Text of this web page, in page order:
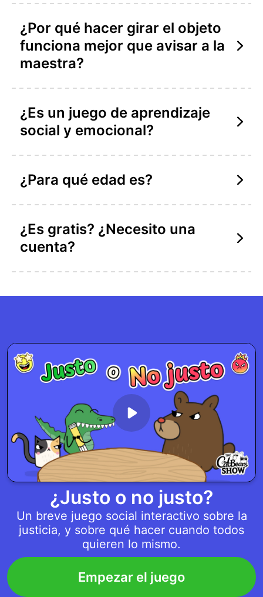
¿Por qué hacer girar el objeto
funciona mejor que avisar a la
maestra?
¿Es un juego de aprendizaje
social y emocional?
¿Para qué edad es?
¿Es gratis? ¿Necesito una
cuenta?
¿Justo o no justo?
Un breve juego social interactivo sobre la
justicia, y sobre qué hacer cuando todos
quieren lo mismo.
Empezar el juego